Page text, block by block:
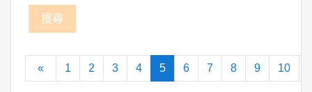
« 向前1 2 3 4 5(current)
6 7 8 9 10